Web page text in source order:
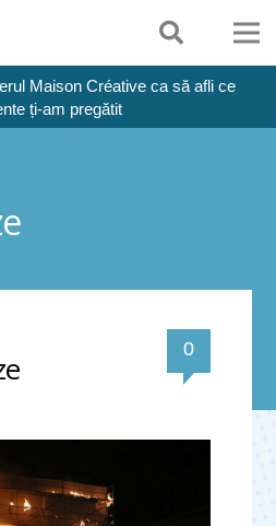
Maison Créative ca să afli ce
ți-am pregătit
0